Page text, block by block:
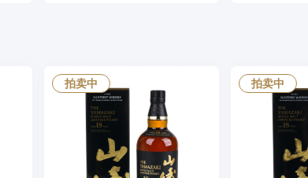
拍卖中 拍卖中